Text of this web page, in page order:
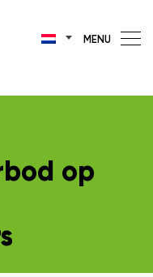
MENU
op